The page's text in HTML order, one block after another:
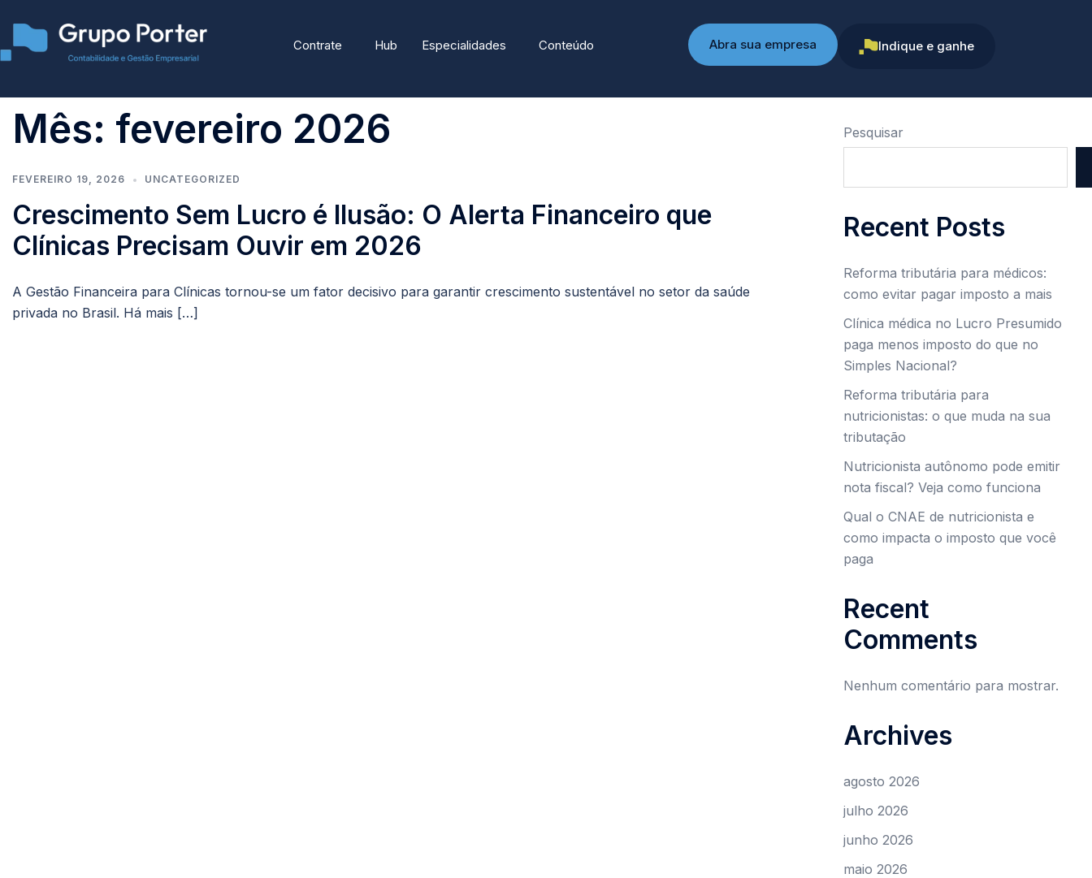
Contrate Hub Especialidades Conteúdo Abra sua empresa Indique e ganhe
Mês: fevereiro 2026
FEVEREIRO 19, 2026 UNCATEGORIZED
Crescimento Sem Lucro é Ilusão: O Alerta Financeiro que
Clínicas Precisam Ouvir em 2026
A Gestão Financeira para Clínicas tornou-se um fator decisivo para garantir crescimento sustentável no setor da saúde
privada no Brasil. Há mais […]
Pesquisar
Recent Posts
Reforma tributária para médicos:
como evitar pagar imposto a mais
Clínica médica no Lucro Presumido
paga menos imposto do que no
Simples Nacional?
Reforma tributária para
nutricionistas: o que muda na sua
tributação
Nutricionista autônomo pode emitir
nota fiscal? Veja como funciona
Qual o CNAE de nutricionista e
como impacta o imposto que você
paga
Recent
Comments
Nenhum comentário para mostrar.
Archives
agosto 2026
julho 2026
junho 2026
maio 2026